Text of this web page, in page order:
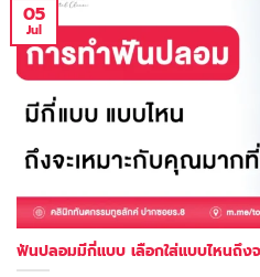
ฟันปลอมมีกี่แบบ เลือกใส่แบบไหนถึง
05
Jul